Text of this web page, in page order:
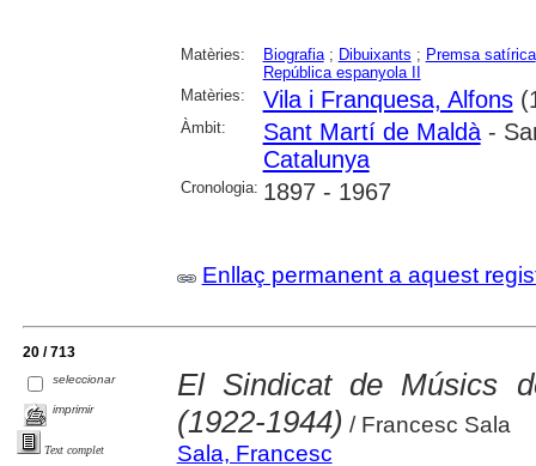
Matèries: Biografia; Dibuixants ; Premsa satírica
República espanyola II
Matèries:
Vila i Franquesa, Alfons
Àmbit: Sant Martí de Maldà-
Catalunya
Cronologia: 1897 - 1967
Enllaç permanent a aquest
20 / 713
seleccionar
imprimir
Text complet
El Sindicat de Músics
(1922-1944) / Francesc Sala
Sala, Francesc